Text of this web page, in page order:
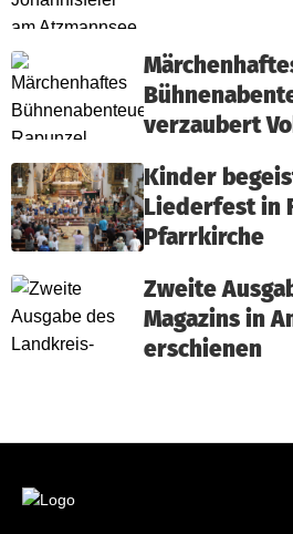
verzaubert
Kinder
Liederfest in
Pfarrkirche
Zweite
Magazins in
erschienen